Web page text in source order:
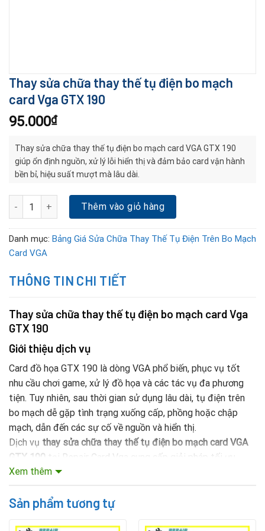
Thay sửa chữa thay thế tụ điện bo mạch
card Vga GTX 190
95.000₫
Thay sửa chữa thay thế tụ điện bo mạch card VGA GTX 190
giúp ổn định nguồn, xử lý lỗi hiển thị và đảm bảo card vận hành
bền bỉ, hiệu suất mượt mà lâu dài.
Thay sửa chữa thay thế tụ điện bo mạch card Vga GTX 190 số
Thêm vào giỏ hàng
Danh mục: Bảng Giá Sửa Chữa Thay Thế Tụ Điện Trên Bo Mạch
Card VGA
THÔNG TIN CHI TIẾT
Thay sửa chữa thay thế tụ điện bo mạch card Vga
GTX 190
Giới thiệu dịch vụ
Card đồ họa GTX 190 là dòng VGA phổ biến, phục vụ tốt
nhu cầu chơi game, xử lý đồ họa và các tác vụ đa phương
tiện. Tuy nhiên, sau thời gian sử dụng lâu dài, tụ điện trên
bo mạch dễ gặp tình trạng xuống cấp, phồng hoặc chập
mạch, dẫn đến các sự cố về nguồn và hiển thị.
Dịch vụ thay sửa chữa thay thế tụ điện bo mạch card VGA
GTX 190 tại Repair Card Vga cung cấp giải pháp tối ưu,
giúp card hoạt động ổn định, phục hồi hiệu năng và tăng
Xem thêm
Sản phẩm tương tự